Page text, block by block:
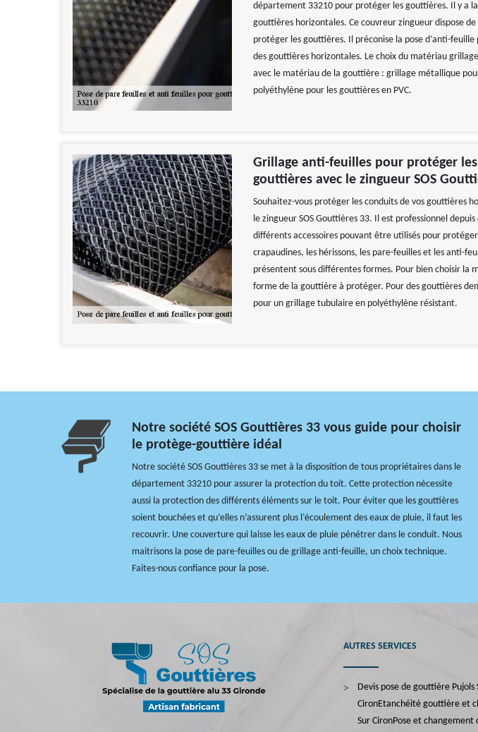
département 33210 pour protéger les gouttières. Il y a
gouttières horizontales. Ce couvreur zingueur dispose
protéger les gouttières. Il préconise la pose d’anti-
des gouttières horizontales. Le choix du matériau
avec le matériau de la gouttière : grillage métallique
polyéthylène pour les gouttières en PVC.
Grillage anti-feuilles pour protéger
gouttières avec le zingueur SOS
Souhaitez-vous protéger les conduits de vos gouttières
le zingueur SOS Gouttières 33. Il est professionnel
différents accessoires pouvant être utilisés pour
crapaudines, les hérissons, les pare-feuilles et les anti-
présentent sous différentes formes. Pour bien choisir la
forme de la gouttière à protéger. Pour des gouttières
pour un grillage tubulaire en polyéthylène résistant.
Notre société SOS Gouttières 33 vous guide pour choisir
le protège-gouttière idéal
Notre société SOS Gouttières 33 se met à la disposition de tous propriétaires dans le
département 33210 pour assurer la protection du toit. Cette protection nécessite
aussi la protection des différents éléments sur le toit. Pour éviter que les gouttières
soient bouchées et qu’elles n’assurent plus l’écoulement des eaux de pluie, il faut les
recouvrir. Une couverture qui laisse les eaux de pluie pénétrer dans le conduit. Nous
maitrisons la pose de pare-feuilles ou de grillage anti-feuille, un choix technique.
Faites-nous confiance pour la pose.
AUTRES SERVICES
Devis pose de gouttière Pujols
CironEtanchéité gouttière et
Sur CironPose et changement